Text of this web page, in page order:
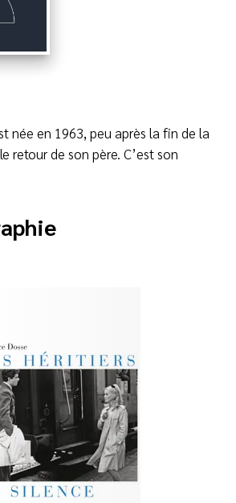
née en 1963, peu après la fin de la
retour de son père. C’est son